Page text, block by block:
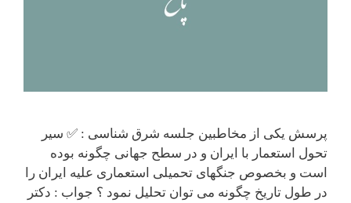
پرسش یکی از مخاطبین جلسه شرق شناسی : ✅ سیر
تحول استعمار با ایران و در سطح جهانی چگونه بوده
است و بخصوص جنگهای تحمیلی استعماری علیه ایران را
در طول تاریخ چگونه می توان تحلیل نمود ؟ جواب : دکتر